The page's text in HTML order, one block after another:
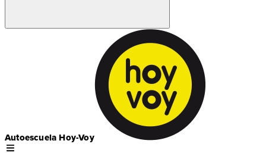
Autoescuela Hoy-Voy